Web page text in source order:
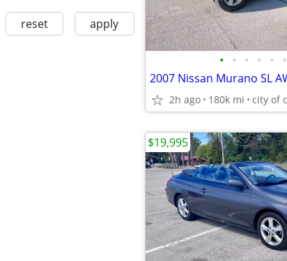
reset apply
• • • • • •
2007 Nissan Murano SL
2h ago 180k mi city of
$19,995